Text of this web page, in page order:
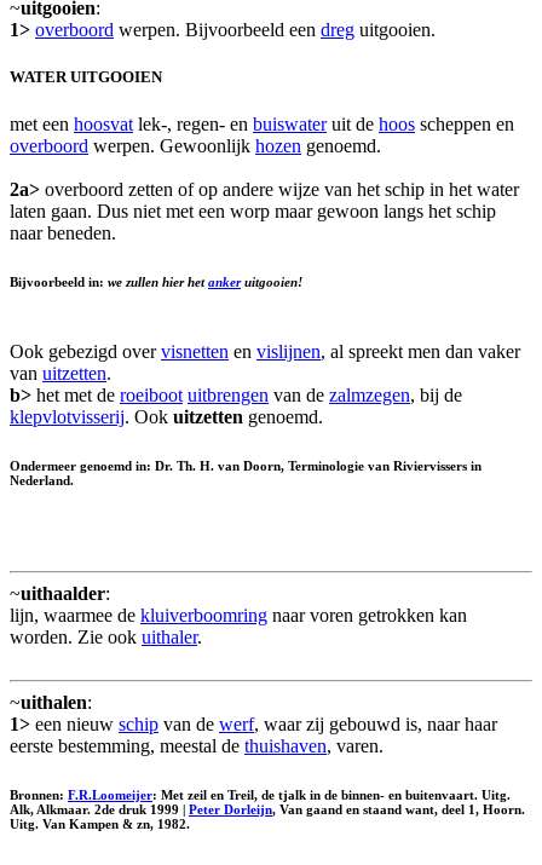
~uitgooien:
1> overboord werpen. Bijvoorbeeld een dreg uitgooien.
WATER UITGOOIEN
met een hoosvatlek-, regen- en buiswateruit de hoos scheppen en
overboord werpen. Gewoonlijk hozen genoemd.
2a> overboord zetten of op andere wijze van het schip in het water
laten gaan. Dus niet met een worp maar gewoon langs het schip
naar beneden.
Bijvoorbeeld in: we zullen hier hetankeruitgooien!
Ook gebezigd overvisnetten en vislijnen, al spreekt men dan vaker
van uitzetten.
b> het met de roeiboot uitbrengen van de zalmzegen, bij de
klepvlotvisserij. Ook uitzetten genoemd.
Ondermeer genoemd in: Dr. Th. H. van Doorn, Terminologie van Riviervissers in
Nederland.
~uithaalder:
lijn, waarmee de kluiverboomring naar voren getrokken kan
worden. Zie ook uithaler.
~uithalen:
1> een nieuw schip van de werf, waar zij gebouwd is, naar haar
eerste bestemming, meestal de thuishaven, varen.
Bronnen: F.R.Loomeijer: Met zeil en Treil, de tjalk in de binnen- en buitenvaart. Uitg.
Alk, Alkmaar. 2de druk 1999 | Peter Dorleijn, Van gaand en staand want, deel 1, Hoorn.
Uitg. Van Kampen & zn, 1982.